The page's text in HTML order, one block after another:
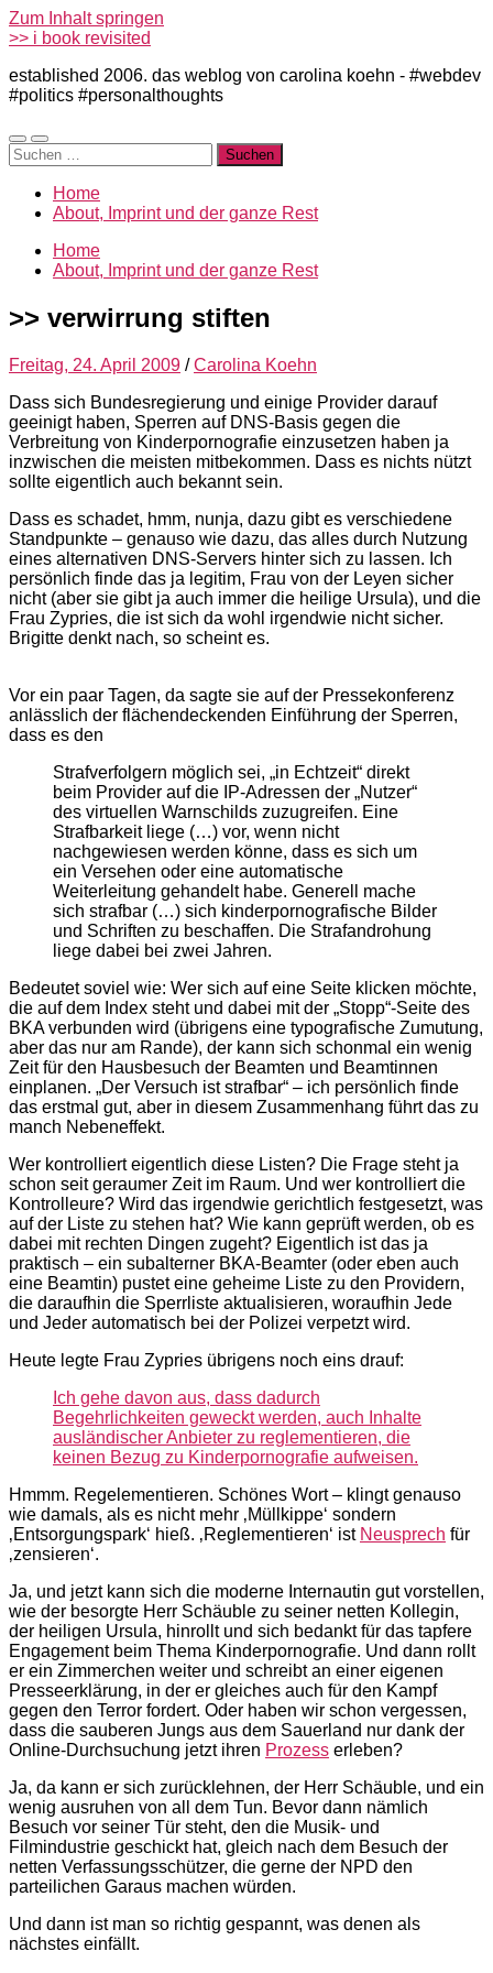
Zum Inhalt springen
>> i book revisited
established 2006. das weblog von carolina koehn - #webdev
#politics #personalthoughts
Mobile-
Menü
Suchfeld
ein-/ausblenden
Suchen
nach:
Home
About, Imprint und der ganze Rest
Home
About, Imprint und der ganze Rest
>> verwirrung stiften
Freitag, 24. April 2009 /Carolina Koehn
Dass sich Bundesregierung und einige Provider darauf
geeinigt haben, Sperren auf DNS-Basis gegen die
Verbreitung von Kinderpornografie einzusetzen haben ja
inzwischen die meisten mitbekommen. Dass es nichts nützt
sollte eigentlich auch bekannt sein.
Dass es schadet, hmm, nunja, dazu gibt es verschiedene
Standpunkte – genauso wie dazu, das alles durch Nutzung
eines alternativen DNS-Servers hinter sich zu lassen. Ich
persönlich finde das ja legitim, Frau von der Leyen sicher
nicht (aber sie gibt ja auch immer die heilige Ursula), und die
Frau Zypries, die ist sich da wohl irgendwie nicht sicher.
Brigitte denkt nach, so scheint es.
Vor ein paar Tagen, da sagte sie auf der Pressekonferenz
anlässlich der flächendeckenden Einführung der Sperren,
dass es den
Strafverfolgern möglich sei, „in Echtzeit“ direkt
beim Provider auf die IP-Adressen der „Nutzer“
des virtuellen Warnschilds zuzugreifen. Eine
Strafbarkeit liege (…) vor, wenn nicht
nachgewiesen werden könne, dass es sich um
ein Versehen oder eine automatische
Weiterleitung gehandelt habe. Generell mache
sich strafbar (…) sich kinderpornografische Bilder
und Schriften zu beschaffen. Die Strafandrohung
liege dabei bei zwei Jahren.
Bedeutet soviel wie: Wer sich auf eine Seite klicken möchte,
die auf dem Index steht und dabei mit der „Stopp“-Seite des
BKA verbunden wird (übrigens eine typografische Zumutung,
aber das nur am Rande), der kann sich schonmal ein wenig
Zeit für den Hausbesuch der Beamten und Beamtinnen
einplanen. „Der Versuch ist strafbar“ – ich persönlich finde
das erstmal gut, aber in diesem Zusammenhang führt das zu
manch Nebeneffekt.
Wer kontrolliert eigentlich diese Listen? Die Frage steht ja
schon seit geraumer Zeit im Raum. Und wer kontrolliert die
Kontrolleure? Wird das irgendwie gerichtlich festgesetzt, was
auf der Liste zu stehen hat? Wie kann geprüft werden, ob es
dabei mit rechten Dingen zugeht? Eigentlich ist das ja
praktisch – ein subalterner BKA-Beamter (oder eben auch
eine Beamtin) pustet eine geheime Liste zu den Providern,
die daraufhin die Sperrliste aktualisieren, woraufhin Jede
und Jeder automatisch bei der Polizei verpetzt wird.
Heute legte Frau Zypries übrigens noch eins drauf:
Ich gehe davon aus, dass dadurch
Begehrlichkeiten geweckt werden, auch Inhalte
ausländischer Anbieter zu reglementieren, die
keinen Bezug zu Kinderpornografie aufweisen.
Hmmm. Regelementieren. Schönes Wort – klingt genauso
wie damals, als es nicht mehr ‚Müllkippe‘ sondern
‚Entsorgungspark‘ hieß. ‚Reglementieren‘ ist Neusprech für
‚zensieren‘.
Ja, und jetzt kann sich die moderne Internautin gut vorstellen,
wie der besorgte Herr Schäuble zu seiner netten Kollegin,
der heiligen Ursula, hinrollt und sich bedankt für das tapfere
Engagement beim Thema Kinderpornografie. Und dann rollt
er ein Zimmerchen weiter und schreibt an einer eigenen
Presseerklärung, in der er gleiches auch für den Kampf
gegen den Terror fordert. Oder haben wir schon vergessen,
dass die sauberen Jungs aus dem Sauerland nur dank der
Online-Durchsuchung jetzt ihren Prozess erleben?
Ja, da kann er sich zurücklehnen, der Herr Schäuble, und ein
wenig ausruhen von all dem Tun. Bevor dann nämlich
Besuch vor seiner Tür steht, den die Musik- und
Filmindustrie geschickt hat, gleich nach dem Besuch der
netten Verfassungsschützer, die gerne der NPD den
parteilichen Garaus machen würden.
Und dann ist man so richtig gespannt, was denen als
nächstes einfällt.